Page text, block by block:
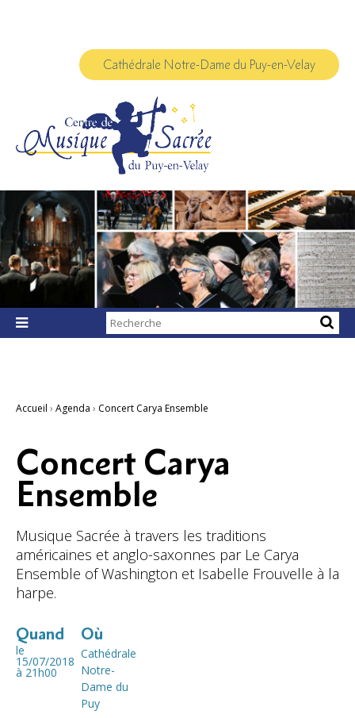
Cathédrale Notre-Dame du Puy-en-Velay

Chercher par
Recherche
Accueil › Agenda › Concert Carya Ensemble
Concert Carya
Ensemble
Musique Sacrée à travers les traditions
américaines et anglo-saxonnes par Le Carya
Ensemble of Washington et Isabelle Frouvelle à la
harpe.
Quand
le
15/07/2018
à 21h00
Où
Cathédrale
Notre-
Dame du
Puy